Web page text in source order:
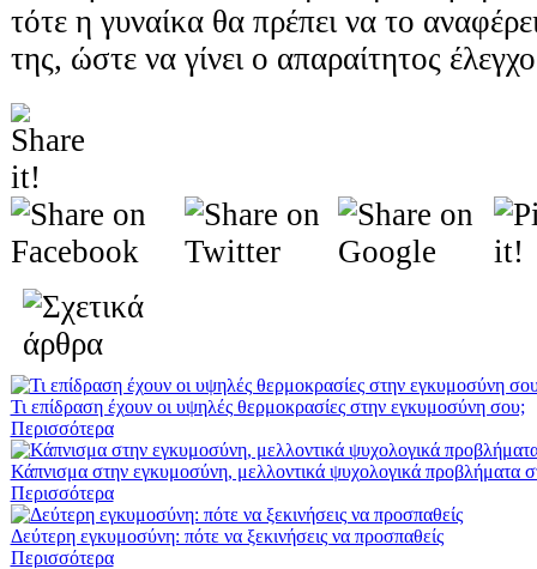
τότε η γυναίκα θα πρέπει να το
της, ώστε να γίνει ο απαραίτητος
Τι επίδραση έχουν οι υψηλές θερμοκρασίες στην εγκυμοσύνη σου;
Περισσότερα
Κάπνισμα στην εγκυμοσύνη, μελλοντικά ψυχολογικά προβλήματα
Περισσότερα
Δεύτερη εγκυμοσύνη: πότε να ξεκινήσεις να προσπαθείς
Περισσότερα